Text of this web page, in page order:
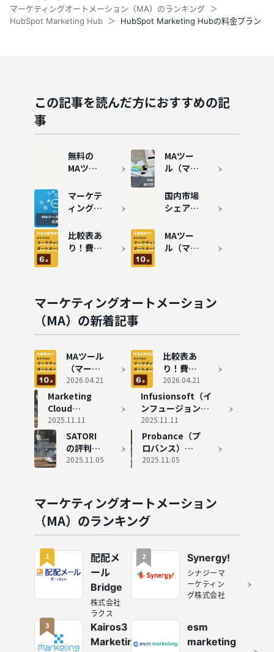
マーケティングオートメーション（MA）のランキング
HubSpot Marketing Hub
HubSpot Marketing Hubの料金プラン
この記事を読んだ方におすすめの記
事
無料の
MAツー
ケティン
グオート
ン）7選
｜メリッ
トや注意
MAツー
ル（マー
グオート
メーショ
は？機能
やメリッ
ト・デメ
マーケテ
ィングオ
ションツ
ール
も解説
国内市場
シェア・
多いMA
ツール10
比較表あ
り！費用
ル6選を
紹介
MAツー
ル（マー
ン）おす
すめ10選
較
マーケティングオートメーション
（MA）の新着記事
MAツール
（マーケ
ティング
オートメ
ーショ
ン）おす
を徹底比
較
2026.04.21
比較表あ
り！費用
の安いお
すすめの
MAツール
6選を紹
2026.04.21
Marketing
Cloud
Account
Engagement
の評判と実態
2025.11.11
Infusionsoft（イ
ンフュージョンソ
フト）の評判と実
態
2025.11.11
SATORI
の評判と
実態
2025.11.05
Probance（プ
ロバンス）の
評判と実態
2025.11.05
マーケティングオートメーション
（MA）のランキング
1
配配メ
ール
Bridge
株式会社
ラクス
2 Synergy!
シナジーマ
ーケティン
グ株式会社
3
Kairos3
Marketing
esm
marketing